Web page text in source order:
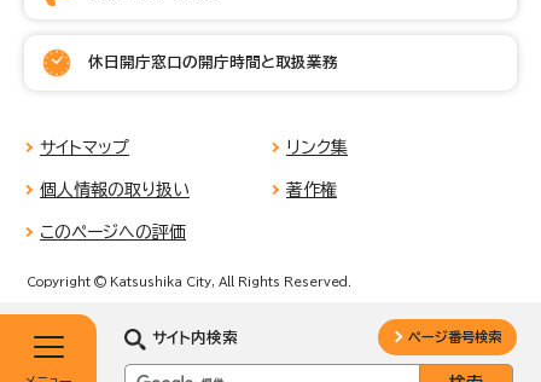
サイト内検索 ページ番号検索
休日開庁窓口の開庁時間と取扱業務
サイトマップ リンク集
個人情報の取り扱い 著作権
このページへの評価
Copyright © Katsushika City, All Rights Reserved.